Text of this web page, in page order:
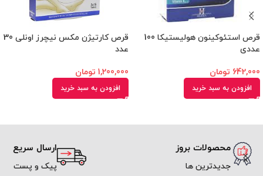
قرص استئوکینون هولیستیکا 100
عددی
642,000 تومان
افزودن به سبد خرید
قرص کارتیژن مکس نیچرز اونلی 30
عدد
1,200,000 تومان
افزودن به سبد خرید
محصولات بروز
جدیدترین ها
ارسال سریع
پیک و پست